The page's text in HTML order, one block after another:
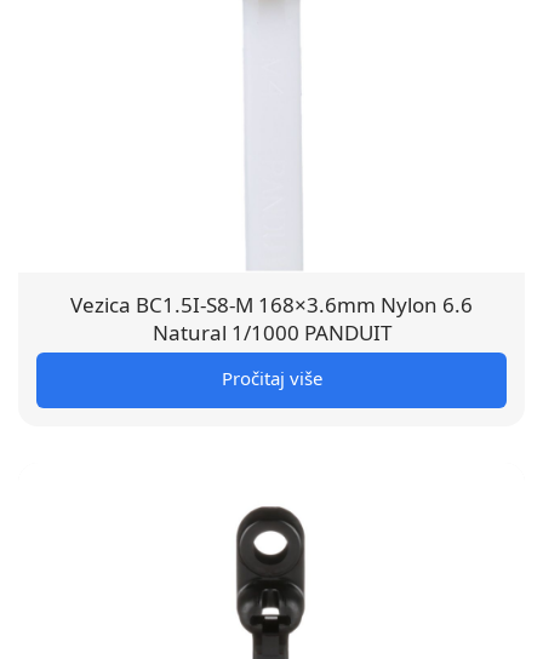
Vezica BC1.5I-S8-M 168×3.6mm Nylon 6.6
Natural 1/1000 PANDUIT
Pročitaj više